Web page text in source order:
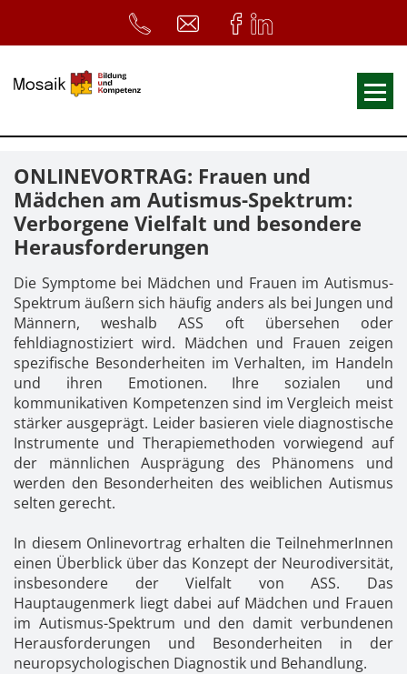
Ausbildungen
33. Heilpädagogischer Tag
Symposium
ReferentInnen
Infos
Home
Download Kursunterlagen
Kontakt News Anmelden
Registrieren
ONLINEVORTRAG: Frauen und
Mädchen am Autismus-Spektrum:
Verborgene Vielfalt und besondere
Herausforderungen
Die Symptome bei Mädchen und Frauen im Autismus-
Spektrum äußern sich häufig anders als bei Jungen und
Männern, weshalb ASS oft übersehen oder
fehldiagnostiziert wird. Mädchen und Frauen zeigen
spezifische Besonderheiten im Verhalten, im Handeln
und ihren Emotionen. Ihre sozialen und
kommunikativen Kompetenzen sind im Vergleich meist
stärker ausgeprägt. Leider basieren viele diagnostische
Instrumente und Therapiemethoden vorwiegend auf
der männlichen Ausprägung des Phänomens und
werden den Besonderheiten des weiblichen Autismus
selten gerecht.
In diesem Onlinevortrag erhalten die TeilnehmerInnen
einen Überblick über das Konzept der Neurodiversität,
insbesondere der Vielfalt von ASS. Das
Hauptaugenmerk liegt dabei auf Mädchen und Frauen
im Autismus-Spektrum und den damit verbundenen
Herausforderungen und Besonderheiten in der
neuropsychologischen Diagnostik und Behandlung.